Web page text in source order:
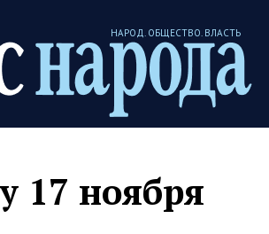
НАРОД. ОБЩЕСТВО. ВЛАСТЬ
17 ноября